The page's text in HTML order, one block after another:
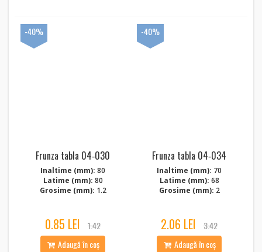
Frunza tabla 04‑030
Inaltime (mm): 80
Latime (mm): 80
Grosime (mm): 1.2
0.85 LEI 1.42
-40%
Adaugă în coș
Frunza tabla 04‑034
Inaltime (mm): 70
Latime (mm): 68
Grosime (mm): 2
2.06 LEI 3.42
-40%
Adaugă în coș